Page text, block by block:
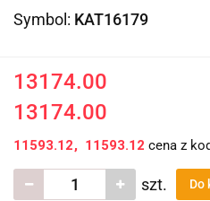
Symbol: KAT16179
13174.00
13174.00
11593.12 11593.12 cena z
szt. Do